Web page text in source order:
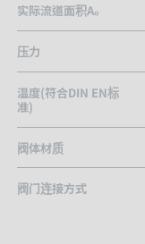
实际流道面积A₀
压力
温度(符合DIN EN标
准)
阀体材质
阀门连接方式